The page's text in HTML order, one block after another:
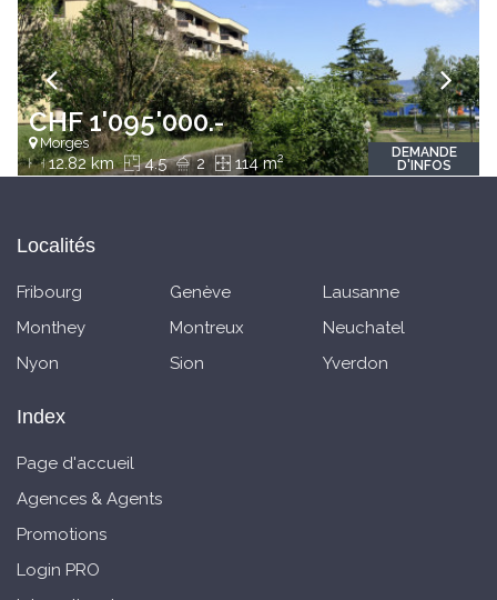
CHF 1'095'000.-
Morges
12.82 km 4.5 2 114 m2
DEMANDE
D'INFOS
Localités
Fribourg Genève
Lausanne
Monthey
Montreux
Neuchatel
Nyon
Sion Yverdon
Index
Page d'accueil
Agences & Agents
Promotions
Login PRO